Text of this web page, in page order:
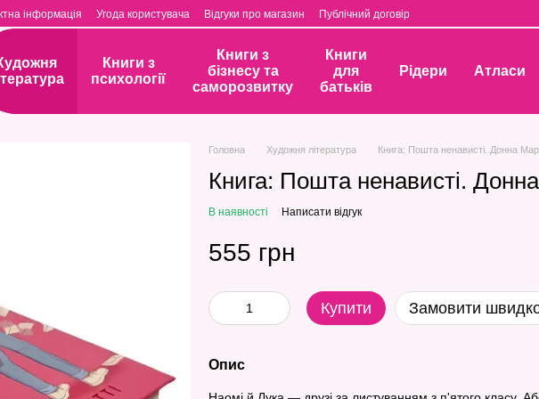
інформація Угода користувача Відгуки про магазин Публічний договір
Книги з
психології
Книги з
бізнесу та
саморозвитку
Книги
для
батьків
Рідери Атласи
Головна Художня література Книга: Пошта ненависті. Донна
Книга: Пошта ненависті.
В наявності Написати відгук
555 грн
Купити Замовити
Опис